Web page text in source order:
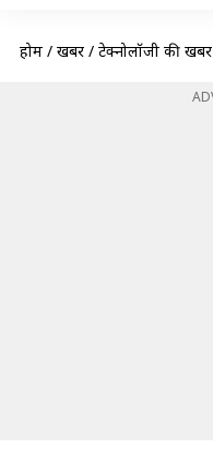
होम / खबरें / टेक्नोलॉजी की खबरें